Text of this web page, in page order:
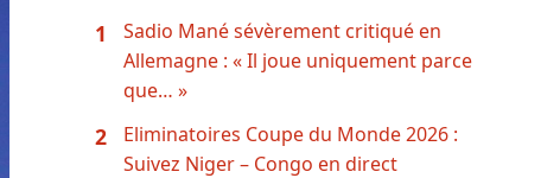
1
Sadio Mané sévèrement critiqué en
Allemagne : « Il joue uniquement parce
que… »
2
Eliminatoires Coupe du Monde 2026 :
Suivez Niger – Congo en direct